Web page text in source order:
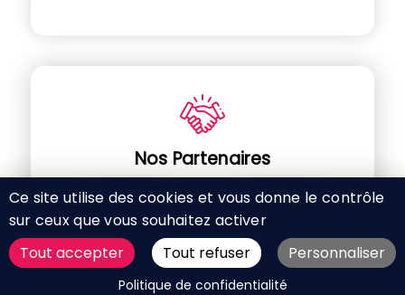
DEMANDER UN DEVIS
Nos Partenaires
Ce site utilise des cookies et vous donne le contrôle
sur ceux que vous souhaitez activer
Tout accepter
Tout refuser Personnaliser
Politique de confidentialité